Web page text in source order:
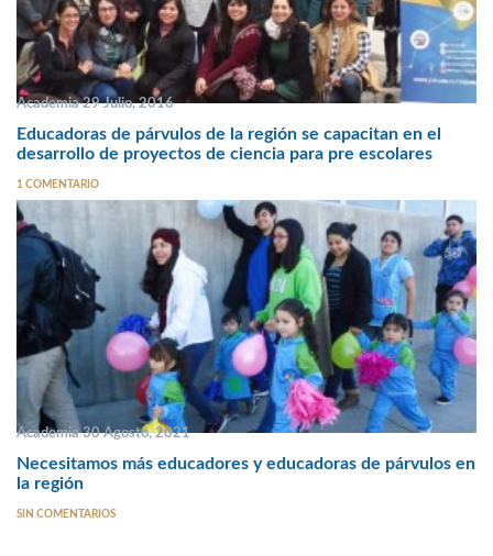
Academia 29 Julio, 2016
Educadoras de párvulos de la región se capacitan en el
desarrollo de proyectos de ciencia para pre escolares
1 COMENTARIO
Academia 30 Agosto, 2021
Necesitamos más educadores y educadoras de párvulos en
la región
SIN COMENTARIOS